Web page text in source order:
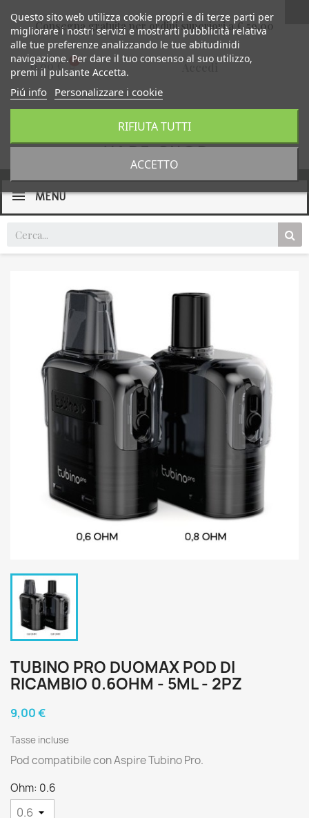
Consegna gratuita per ordini superiori a € 59,00
0,00 €
MENU
TUBINO PRO DUOMAX POD DI
RICAMBIO 0.6OHM - 5ML - 2PZ
9,00 €
Tasse incluse
Pod compatibile con Aspire Tubino Pro.
Ohm: 0.6
Questo sito web utilizza cookie propri e di terze parti per
migliorare i nostri servizi e mostrarti pubblicità relativa
alle tue preferenze analizzando le tue abitudinidi
navigazione. Per dare il tuo consenso al suo utilizzo,
premi il pulsante Accetta.
Piú info Personalizzare i cookie
RIFIUTA TUTTI
ACCETTO